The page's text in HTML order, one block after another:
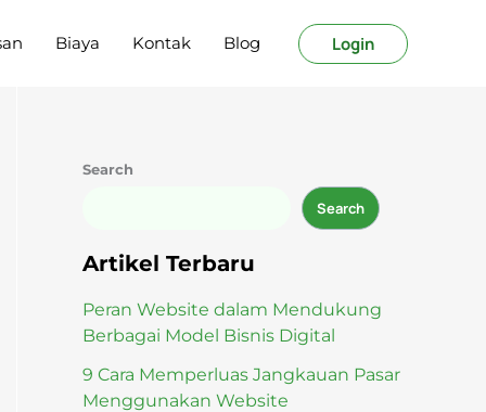
Biaya Kontak Blog Login
Search
Search
Artikel Terbaru
Peran Website dalam Mendukung
Berbagai Model Bisnis Digital
9 Cara Memperluas Jangkauan Pasar
Menggunakan Website